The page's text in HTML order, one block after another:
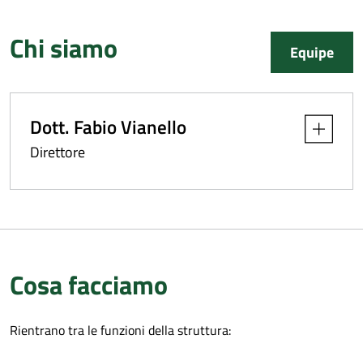
Chi siamo Equipe
Dott. Fabio Vianello
Direttore
Apri
Cosa facciamo
Rientrano tra le funzioni della struttura: